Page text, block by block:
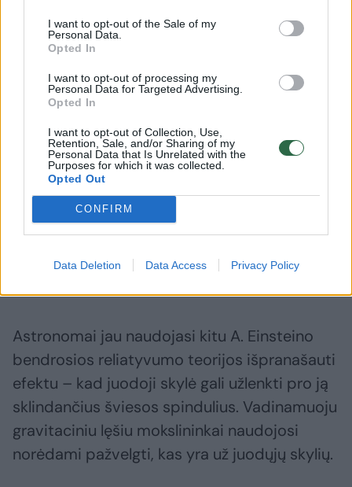
I want to opt-out of the Sale of my
Personal Data.
Opted In
I want to opt-out of processing my
Personal Data for Targeted Advertising.
Opted In
I want to opt-out of Collection, Use,
Retention, Sale, and/or Sharing of my
Personal Data that Is Unrelated with the
Purposes for which it was collected.
Opted Out
CONFIRM
Data Deletion Data Access Privacy Policy
(Very Large Telescope, VLT) Čilėje, 2016
metais taip pat stebėjo, kaip S2 praskrieja
instrumentai buvo nepakankamai jautrūs,
kad užfiksuotų raudonąjį gravitacinį poslinkį.
„Praėjus daugiau kaip 100 metų po straipsnio
su bendrojo reliatyvumo lygtimis paskelbimo
Einsteinas ir vėl pasirodė esąs teisus –
gerokai ypatingesnėje laboratorijoje nei
galėjo įsivaizduoti“, – sakoma ESO
Astronomai jau naudojasi kitu A. Einsteino
bendrosios reliatyvumo teorijos išpranašauti
efektu – kad juodoji skylė gali užlenkti pro ją
sklindančius šviesos spindulius. Vadinamuoju
gravitaciniu lęšiu mokslininkai naudojosi
norėdami pažvelgti, kas yra už juodųjų skylių.